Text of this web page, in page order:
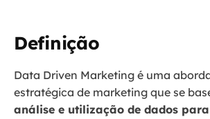
Definição
Data Driven Marketing é uma
estratégica de marketing que se
análise e utilização de dados